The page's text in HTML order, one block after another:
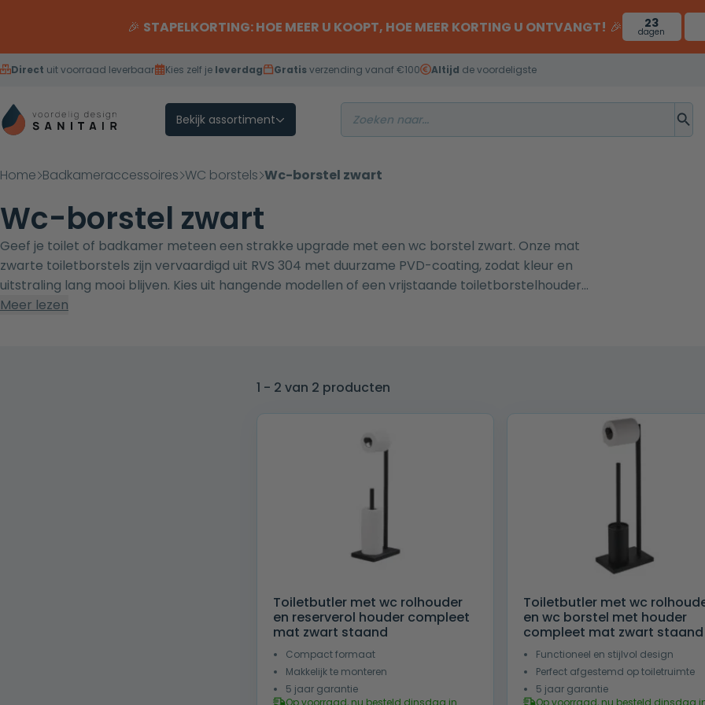
🎉 STAPELKORTING: HOE MEER U KOOPT, HOE MEER KORTING U ONTVANGT! 🎉 23
dagen
Direct uit voorraad leverbaar Kies zelf je leverdag Gratisverzending vanaf €100 Altijd de voordeligste
Bekijk assortiment
Home Badkameraccessoires WC borstels Wc-borstel zwart
Wc-borstel zwart
Geef je toilet of badkamer meteen een strakke upgrade met een wc borstel zwart. Onze mat
zwarte toiletborstels zijn vervaardigd uit RVS 304 met duurzame PVD-coating, zodat kleur en
uitstraling lang mooi blijven. Kies uit hangende modellen of een vrijstaande toiletborstelhouder
zwart en combineer alles in één stijl met de Rondo- en Cube-serie. Combineer voor een uniforme
Meer lezen
1 - 2 van 2 producten
Toiletbutler met wc rolhouder
en reserverol houder compleet
mat zwart staand
Compact formaat
Makkelijk te monteren
5 jaar garantie
Op voorraad, nu besteld dinsdag in
Toiletbutler met wc
en wc borstel met houder
compleet mat zwart staand
Functioneel en stijlvol design
Perfect afgestemd op toiletruimte
5 jaar garantie
Op voorraad, nu besteld dinsdag